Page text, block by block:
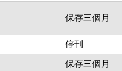
保存三個月
停刊
保存三個月